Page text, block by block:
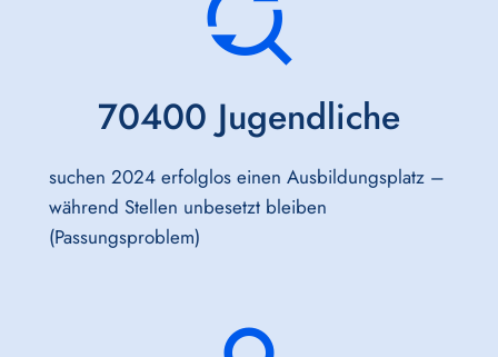
suchen 2024 erfolglos einen Ausbildungsplatz –
während Stellen unbesetzt bleiben
(Passungsproblem)
70400 Jugendliche